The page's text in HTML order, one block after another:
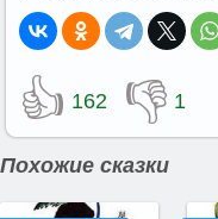
👍 162 👎 1
Похожие сказки